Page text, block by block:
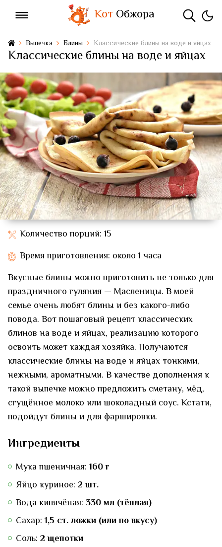
КотОбжора
Выпечка Блины Классические блины на воде и яйцах
Классические блины на воде и яйцах
Количество порций: 15
Время приготовления: около 1 часа
Вкусные блины можно приготовить не только для
праздничного гуляния — Масленицы. В моей
семье очень любят блины и без какого-либо
повода. Вот пошаговый рецепт классических
блинов на воде и яйцах, реализацию которого
освоить может каждая хозяйка. Получаются
классические блины на воде и яйцах тонкими,
нежными, ароматными. В качестве дополнения к
такой выпечке можно предложить сметану, мёд,
сгущённое молоко или шоколадный соус. Кстати,
подойдут блины и для фаршировки.
Ингредиенты
Мука пшеничная: 160 г
Яйцо куриное: 2 шт.
Вода кипячёная: 330 мл (тёплая)
Сахар: 1,5 ст. ложки (или по вкусу)
Соль: 2 щепотки